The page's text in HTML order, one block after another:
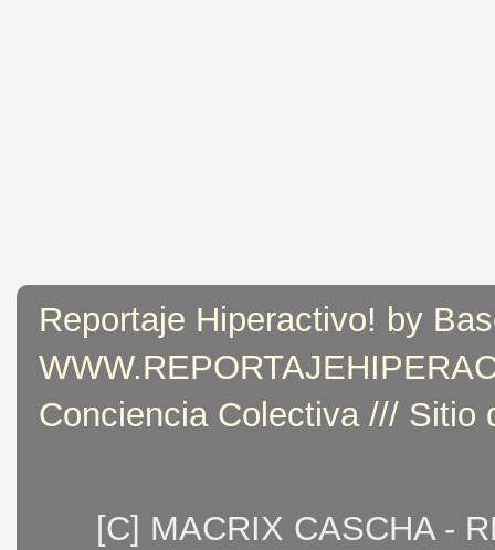
Reportaje Hiperactivo! by
Conciencia Colectiva /// Sitio
[C] MACRIX CASCHA -